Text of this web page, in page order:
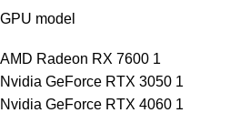
GPU model
AMD Radeon RX 7600 1
Nvidia GeForce RTX 3050 1
Nvidia GeForce RTX 4060 1